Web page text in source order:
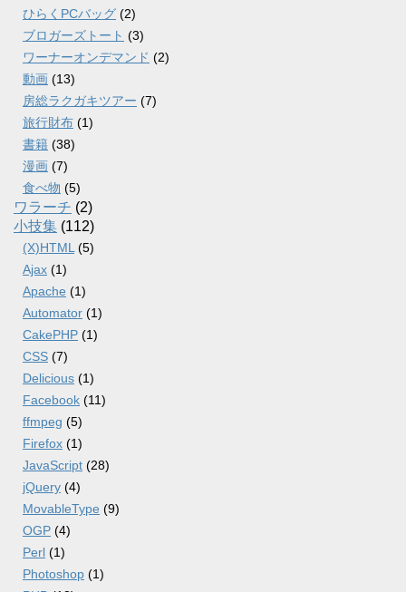
ひらくPCバッグ (2)
ブロガーズトート (3)
ワーナーオンデマンド (2)
動画 (13)
房総ラクガキツアー (7)
旅行財布 (1)
書籍 (38)
漫画 (7)
食べ物 (5)
ワラーチ (2)
小技集 (112)
(X)HTML (5)
Ajax (1)
Apache (1)
Automator (1)
CakePHP (1)
CSS (7)
Delicious (1)
Facebook (11)
ffmpeg (5)
Firefox (1)
JavaScript (28)
jQuery (4)
MovableType (9)
OGP (4)
Perl (1)
Photoshop (1)